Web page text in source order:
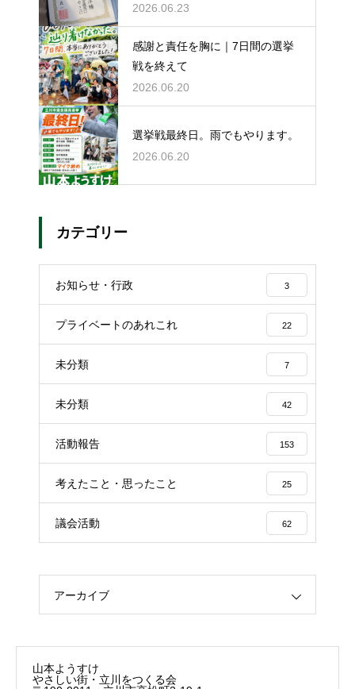
2026.06.23
感謝と責任を胸に｜7日間の選挙
戦を終えて
2026.06.20
選挙戦最終日。雨でもやります。
2026.06.20
カテゴリー
お知らせ・行政 3
プライベートのあれこれ 22
未分類 7
未分類 42
活動報告 153
考えたこと・思ったこと 25
議会活動 62
アーカイブ
山本ようすけ
やさしい街・立川をつくる会